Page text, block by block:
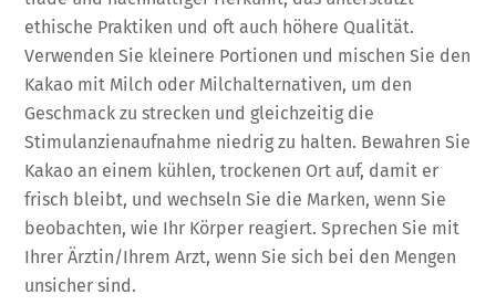
ethische Praktiken und oft auch höhere Qualität.
Verwenden Sie kleinere Portionen und mischen Sie den
Kakao mit Milch oder Milchalternativen, um den
Geschmack zu strecken und gleichzeitig die
Stimulanzienaufnahme niedrig zu halten. Bewahren Sie
Kakao an einem kühlen, trockenen Ort auf, damit er
frisch bleibt, und wechseln Sie die Marken, wenn Sie
beobachten, wie Ihr Körper reagiert. Sprechen Sie mit
Ihrer Ärztin/Ihrem Arzt, wenn Sie sich bei den Mengen
unsicher sind.